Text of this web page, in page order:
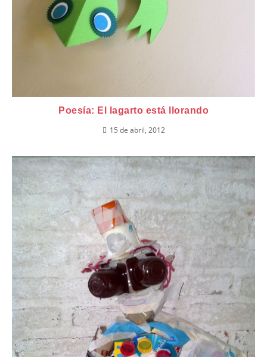
Poesía: El lagarto está llorando
15 de abril, 2012